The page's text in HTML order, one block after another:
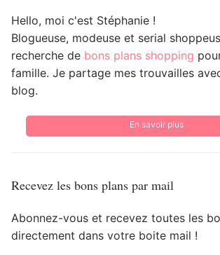
Hello, moi c'est Stéphanie !
Blogueuse, modeuse et serial
recherche de bons plans shopping
famille. Je partage mes trouvailles
blog.
En savoir plus
Recevez les bons plans par mail
Abonnez-vous et recevez toutes les
directement dans votre boite mail !